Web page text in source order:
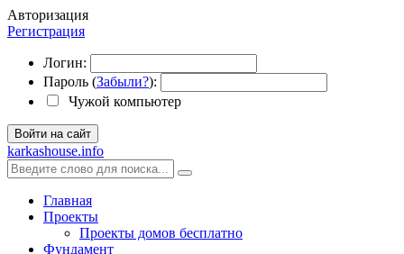
Авторизация
Регистрация
Логин:
Пароль (Забыли?):
Чужой компьютер
Войти на сайт
karkashouse.info
Главная
Проекты
Проекты домов бесплатно
Фундамент